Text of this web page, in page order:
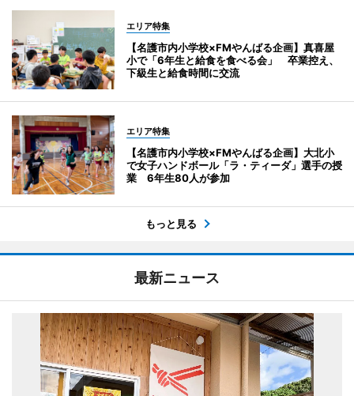
エリア特集
【名護市内小学校×FMやんばる企画】真喜屋
小で「6年生と給食を食べる会」 卒業控え、
下級生と給食時間に交流
エリア特集
【名護市内小学校×FMやんばる企画】大北小
で女子ハンドボール「ラ・ティーダ」選手の授
業 6年生80人が参加
もっと見る
最新ニュース